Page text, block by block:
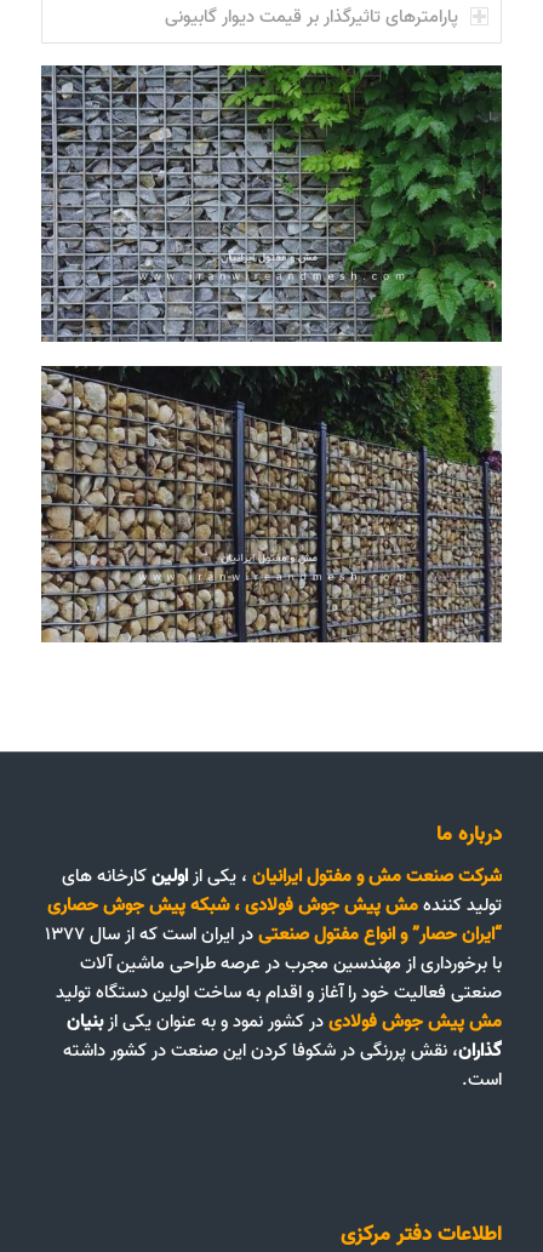
پارامترهای تاثیرگذار بر قیمت دیوار گابیونی
درباره ما
شرکت صنعت مش و مفتول ایرانیان، یکی ازاولینکارخانه های
تولید کنندهمش پیش جوش فولادی،شبکه پیش جوش حصاری
“ایران حصار”وانواع مفتول صنعتی
در ایران است که از سال ۱۳۷۷
با برخورداری از مهندسین مجرب در عرصه طراحی ماشین آلات
صنعتی فعالیت خود را آغاز و اقدام به ساخت اولین دستگاه تولید
مش پیش جوش فولادیدر کشور نمود و به عنوان یکی ازبنیان
گذاران، نقش پررنگی در شکوفا کردن این صنعت در کشور داشته
است.
اطلاعات دفتر مرکزی